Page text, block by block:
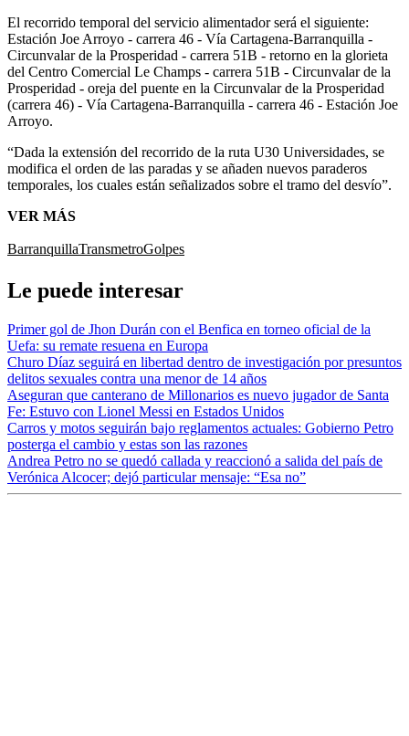
El recorrido temporal del servicio alimentador será el siguiente:
Estación Joe Arroyo - carrera 46 - Vía Cartagena-Barranquilla -
Circunvalar de la Prosperidad - carrera 51B - retorno en la glorieta
del Centro Comercial Le Champs - carrera 51B - Circunvalar de la
Prosperidad - oreja del puente en la Circunvalar de la Prosperidad
(carrera 46) - Vía Cartagena-Barranquilla - carrera 46 - Estación Joe
Arroyo.
“Dada la extensión del recorrido de la ruta U30 Universidades, se
modifica el orden de las paradas y se añaden nuevos paraderos
temporales, los cuales están señalizados sobre el tramo del desvío”.
VER MÁS
BarranquillaTransmetroGolpes
Le puede interesar
Primer gol de Jhon Durán con el Benfica en torneo oficial de la
Uefa: su remate resuena en Europa
Churo Díaz seguirá en libertad dentro de investigación por presuntos
delitos sexuales contra una menor de 14 años
Aseguran que canterano de Millonarios es nuevo jugador de Santa
Fe: Estuvo con Lionel Messi en Estados Unidos
Carros y motos seguirán bajo reglamentos actuales: Gobierno Petro
posterga el cambio y estas son las razones
Andrea Petro no se quedó callada y reaccionó a salida del país de
Verónica Alcocer; dejó particular mensaje: “Esa no”